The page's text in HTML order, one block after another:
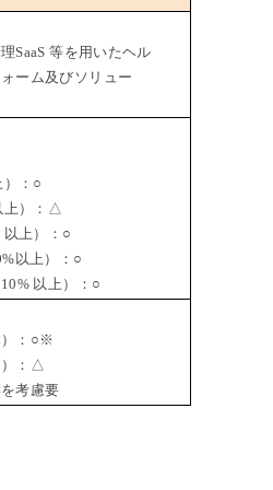
SaaS 等を用いたヘル
ーム及びソリュー
：○
上）：△
上）：○
以上）：○
以上）：○
：○※
）：△
考慮要